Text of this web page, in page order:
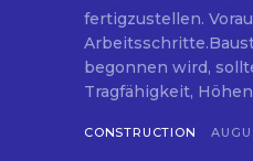
fertigzustellen.
begonnen wird,
Tragfähigkeit,
CONSTRUCTION